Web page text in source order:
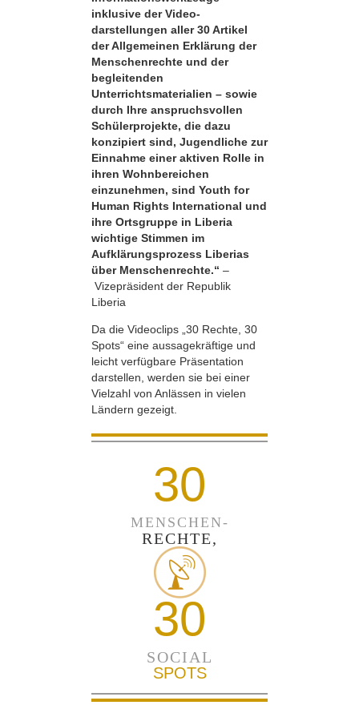
inklusive der Video­
darstellungen aller 30 Artikel
der Allgemeinen Erklärung der
Menschenrechte und der
begleitenden
Unterrichtsmaterialien – sowie
durch Ihre anspruchsvollen
Schülerprojekte, die dazu
konzipiert sind, Jugendliche zur
Einnahme einer aktiven Rolle in
ihren Wohnbereichen
einzunehmen, sind Youth for
Human Rights International und
ihre Ortsgruppe in Liberia
wichtige Stimmen im
Aufklärungsprozess Liberias
über Menschenrechte.“ –
Vizepräsident der Republik
Liberia
Da die Videoclips „30 Rechte, 30
Spots“ eine aussagekräftige und
leicht verfügbare Präsentation
darstellen, werden sie bei einer
Vielzahl von Anlässen in vielen
Ländern gezeigt.
30
MENSCHEN-
RECHTE,
30
SOCIAL
SPOTS